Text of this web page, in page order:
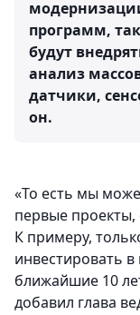
программ,
будут
анализ
датчики,
он.
«То есть мы
первые
К примеру,
инвестировать
ближайшие 10
добавил глава